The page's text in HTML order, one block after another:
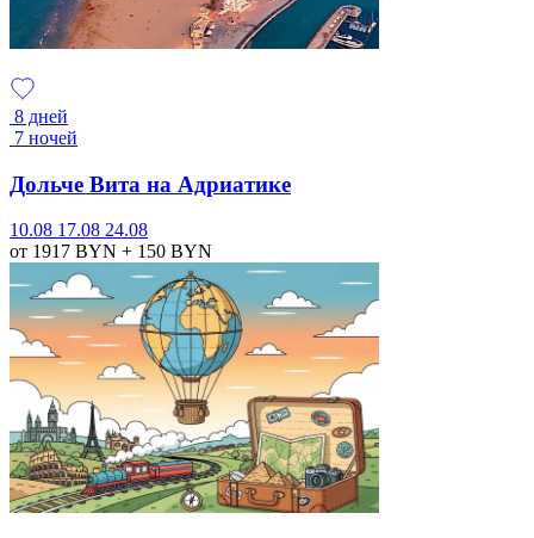
8 дней
7 ночей
Дольче Вита на Адриатике
10.08 17.08 24.08
от 1917 BYN + 150 BYN